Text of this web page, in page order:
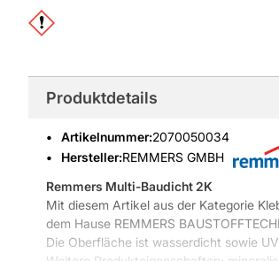
Produktdetails
Artikelnummer:2070050034
Hersteller:REMMERS GMBH
Remmers Multi-Baudicht 2K
Mit diesem Artikel aus der Kategorie
dem Hause REMMERS
Die Oberfläche ist wasserdicht sowie